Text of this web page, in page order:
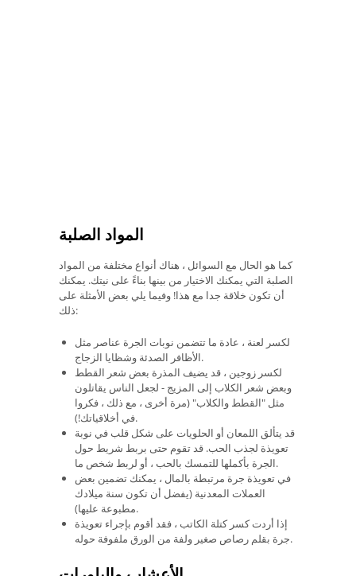
المواد الصلبة
كما هو الحال مع السوائل ، هناك أنواع مختلفة من المواد
الصلبة التي يمكنك الاختيار من بينها بناءً على نيتك. يمكنك
أن تكون خلاقة جدا مع هذا! وفيما يلي بعض الأمثلة على
ذلك:
لكسر لعنة ، عادة ما تتضمن نوبات الجرة عناصر مثل
الأظافر الصدئة وشظايا الزجاج.
لكسر زوجين ، قد يضيف المذرة بعض شعر القطط
وبعض شعر الكلاب إلى المزيج - لجعل الناس يقاتلون
مثل "القطط والكلاب" (مرة أخرى ، مع ذلك ، فكروا
في أخلاقياتك!).
قد يتألق اللمعان أو الحلويات على شكل قلب في نوبة
تعويذة لجذب الحب. قد تقوم حتى بربط شريط حول
الجرة بأكملها للتمسك بالحب ، أو لربط شخص ما.
في تعويذة جرة مرتبطة بالمال ، يمكنك تضمين بعض
العملات المعدنية (يفضل أن تكون سنة ميلادك
مطبوعة عليها).
إذا أردت كسر كتلة الكاتب ، فقد أقوم بإجراء تعويذة
جرة بقلم رصاص صغير ولفة من الورق ملفوفة حوله.